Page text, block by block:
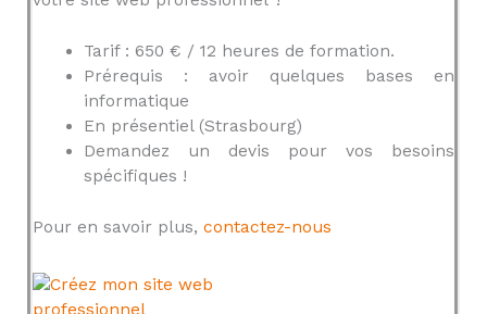
Tarif : 650 € / 12 heures de formation.
Prérequis : avoir quelques bases en
informatique
En présentiel (Strasbourg)
Demandez un devis pour vos besoins
spécifiques !
Pour en savoir plus, contactez-nous